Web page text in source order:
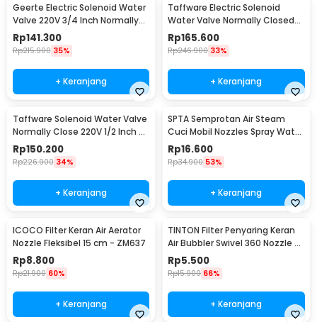
Geerte Electric Solenoid Water
Valve 220V 3/4 Inch Normally
Closed - 2W-200-20
Rp141.300
Rp215.900 35%
+ Keranjang
Taffware Electric Solenoid
Water Valve Normally Closed
220V 3/4 Inch - 2W-200-20
Rp165.600
Rp246.900 33%
+ Keranjang
Taffware Solenoid Water Valve
Normally Close 220V 1/2 Inch -
2W-160-15
Rp150.200
Rp226.900 34%
+ Keranjang
SPTA Semprotan Air Steam
Cuci Mobil Nozzles Spray Water
Gun - W204
Rp16.600
Rp34.900 53%
+ Keranjang
ICOCO Filter Keran Air Aerator
Nozzle Fleksibel 15 cm - ZM637
Rp8.800
Rp21.900 60%
+ Keranjang
TINTON Filter Penyaring Keran
Air Bubbler Swivel 360 Nozzle -
QYJ-666
Rp5.500
Rp15.900 66%
+ Keranjang